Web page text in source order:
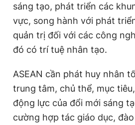
sáng tạo, phát triển các
vực, song hành với phát
quản trị đối với các công
đó có trí tuệ nhân tạo.
ASEAN cần phát huy nhân
trung tâm, chủ thể, mục
động lực của đổi mới sáng
cường hợp tác giáo dục,